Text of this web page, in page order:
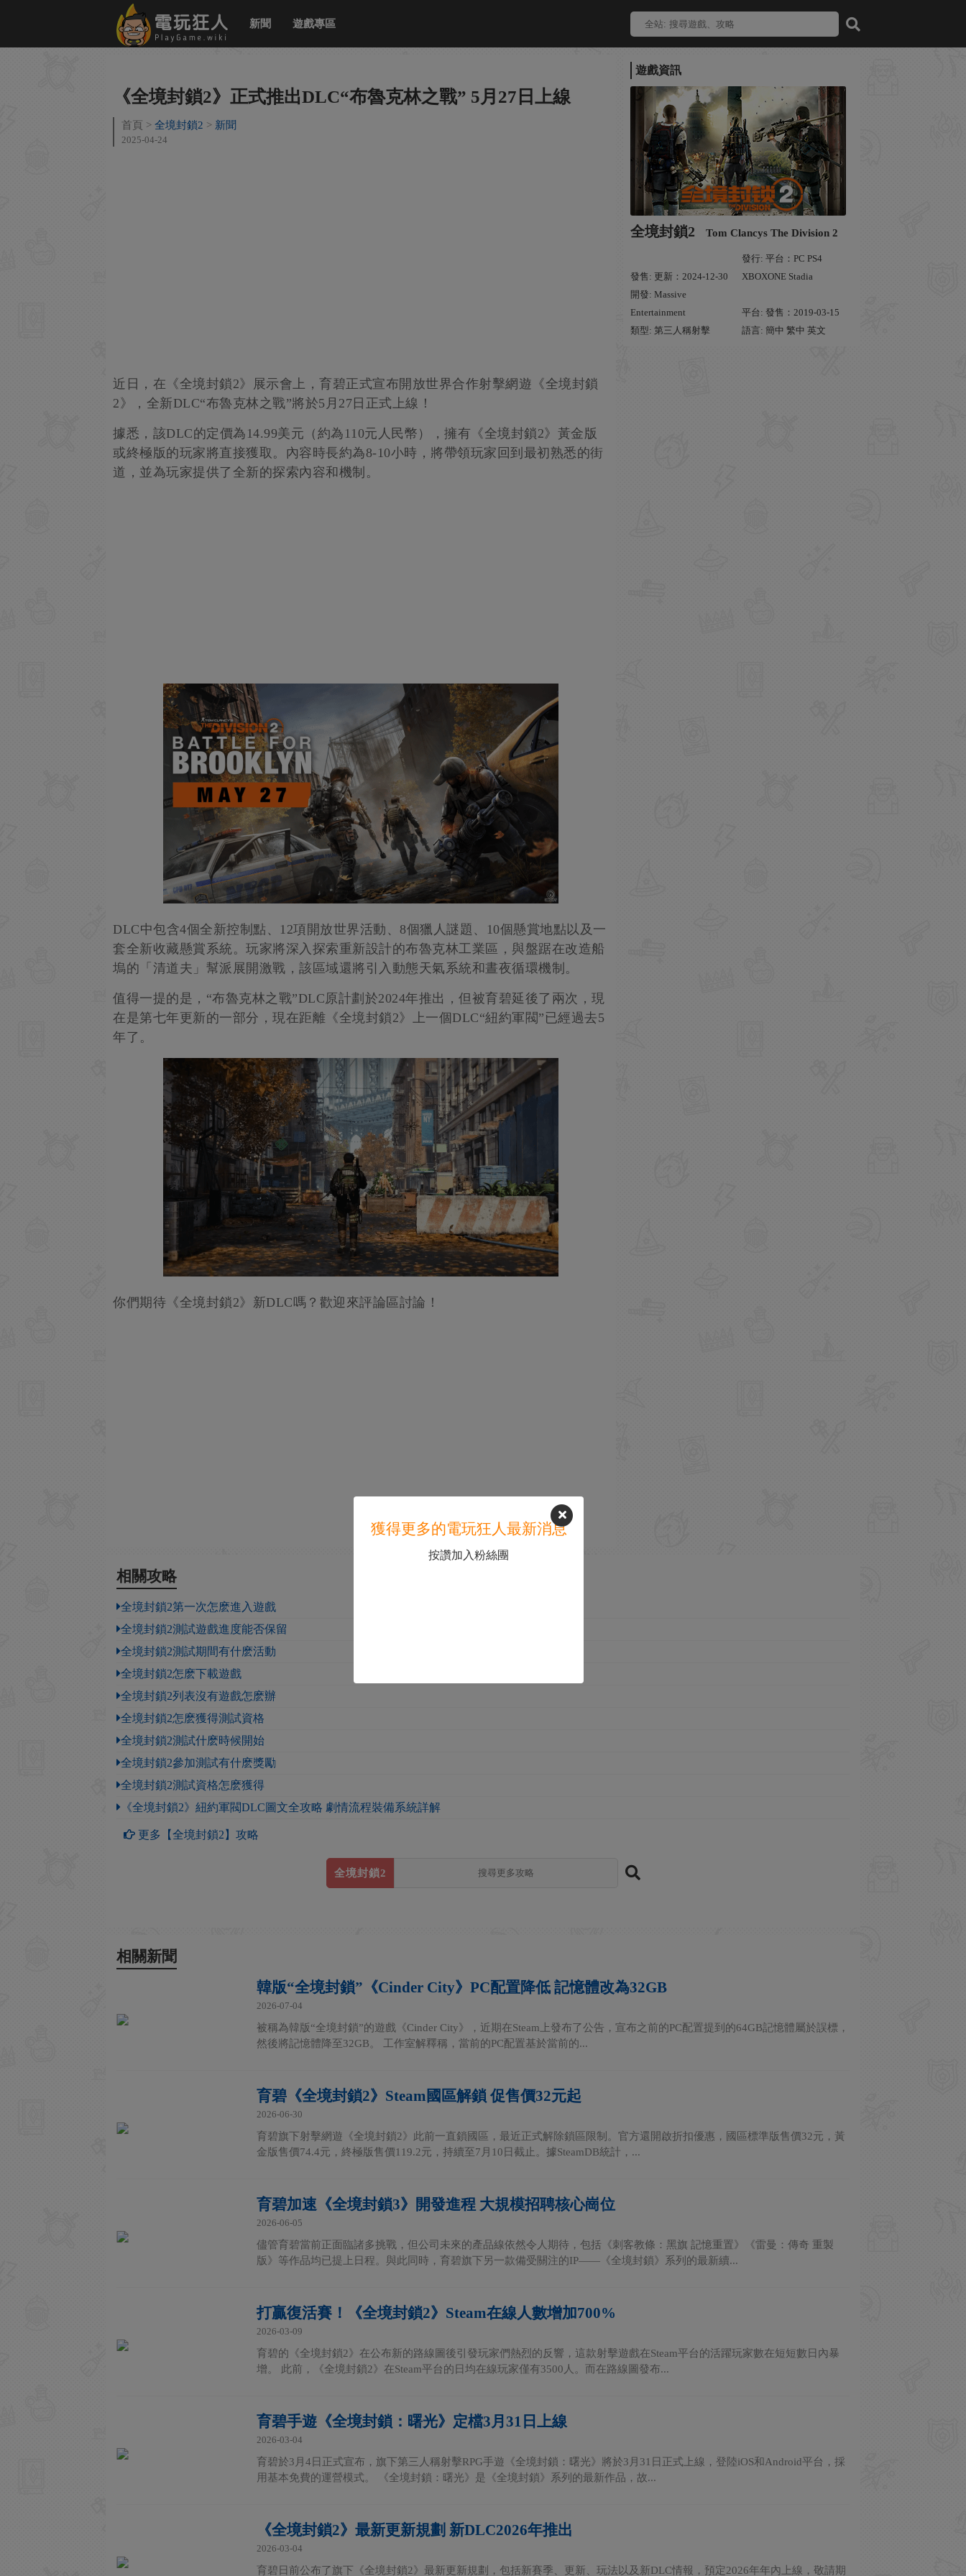
新聞 遊戲專區
遊戲資訊
全境封鎖2 Tom Clancys The Division 2
發售: 更新：2024-12-30
發行: 平台：PC PS4
XBOXONE Stadia
開發: Massive
Entertainment
平台: 發售：2019-03-15
類型: 第三人稱射擊
語言: 簡中 繁中 英文
《全境封鎖2》正式推出DLC“布魯克林之戰” 5月27日上線
首頁 全境封鎖2 新聞
2025-04-24
近日，在《全境封鎖2》展示會上，育碧正式宣布開放世界合作射擊網遊《全境封鎖
2》，全新DLC“布魯克林之戰”將於5月27日正式上線！
據悉，該DLC的定價為14.99美元（約為110元人民幣），擁有《全境封鎖2》黃金版
或終極版的玩家將直接獲取。內容時長約為8-10小時，將帶領玩家回到最初熟悉的街
道，並為玩家提供了全新的探索內容和機制。
DLC中包含4個全新控制點、12項開放世界活動、8個獵人謎題、10個懸賞地點以及一
套全新收藏懸賞系統。玩家將深入探索重新設計的布魯克林工業區，與盤踞在改造船
塢的「清道夫」幫派展開激戰，該區域還將引入動態天氣系統和晝夜循環機制。
值得一提的是，“布魯克林之戰”DLC原計劃於2024年推出，但被育碧延後了兩次，現
在是第七年更新的一部分，現在距離《全境封鎖2》上一個DLC“紐約軍閥”已經過去5
年了。
你們期待《全境封鎖2》新DLC嗎？歡迎來評論區討論！
相關攻略
全境封鎖2第一次怎麽進入遊戲
全境封鎖2測試遊戲進度能否保留
全境封鎖2測試期間有什麽活動
全境封鎖2怎麽下載遊戲
全境封鎖2列表沒有遊戲怎麽辦
全境封鎖2怎麽獲得測試資格
全境封鎖2測試什麽時候開始
全境封鎖2參加測試有什麽獎勵
全境封鎖2測試資格怎麽獲得
《全境封鎖2》紐約軍閥DLC圖文全攻略 劇情流程裝備系統詳解
更多【全境封鎖2】攻略
全境封鎖2
相關新聞
韓版“全境封鎖”《Cinder City》PC配置降低 記憶體改為32GB
2026-07-04
被稱為韓版“全境封鎖”的遊戲《Cinder City》，近期在Steam上發布了公告，宣布之前的PC配置提到的64GB記憶體屬於誤標，
然後將記憶體降至32GB。 工作室解釋稱，當前的PC配置基於當前的...
育碧《全境封鎖2》Steam國區解鎖 促售價32元起
2026-06-30
育碧旗下射擊網遊《全境封鎖2》此前一直鎖國區，最近正式解除鎖區限制。官方還開啟折扣優惠，國區標準版售價32元，黃
金版售價74.4元，終極版售價119.2元，持續至7月10日截止。據SteamDB統計，...
育碧加速《全境封鎖3》開發進程 大規模招聘核心崗位
2026-06-05
儘管育碧當前正面臨諸多挑戰，但公司未來的產品線依然令人期待，包括《刺客教條：黑旗 記憶重置》《雷曼：傳奇 重製
版》等作品均已提上日程。與此同時，育碧旗下另一款備受關注的IP——《全境封鎖》系列的最新續...
打贏復活賽！《全境封鎖2》Steam在線人數增加700%
2026-03-09
育碧的《全境封鎖2》在公布新的路線圖後引發玩家們熱烈的反響，這款射擊遊戲在Steam平台的活躍玩家數在短短數日內暴
增。 此前，《全境封鎖2》在Steam平台的日均在線玩家僅有3500人。而在路線圖發布...
育碧手遊《全境封鎖：曙光》定檔3月31日上線
2026-03-04
育碧於3月4日正式宣布，旗下第三人稱射擊RPG手遊《全境封鎖：曙光》將於3月31日正式上線，登陸iOS和Android平台，採
用基本免費的運營模式。 《全境封鎖：曙光》是《全境封鎖》系列的最新作品，故...
《全境封鎖2》最新更新規劃 新DLC2026年推出
2026-03-04
育碧日前公布了旗下《全境封鎖2》最新更新規劃，包括新賽季、更新、玩法以及新DLC情報，預定2026年年內上線，敬請期
獲得更多的電玩狂人最新消息
按讚加入粉絲團